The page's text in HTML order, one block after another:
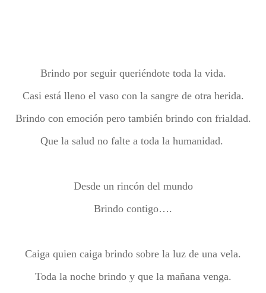
Brindo por seguir queriéndote toda la vida.
Casi está lleno el vaso con la sangre de otra herida.
Brindo con emoción pero también brindo con frialdad.
Que la salud no falte a toda la humanidad.
Desde un rincón del mundo
Brindo contigo….
Caiga quien caiga brindo sobre la luz de una vela.
Toda la noche brindo y que la mañana venga.